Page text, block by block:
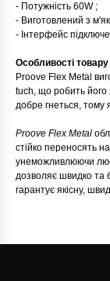
- Потужність 60W ;
- Виготовлений з
- Інтерфейс
Особливості товару
Proove Flex Metal
tuch, що робить його
добре гнеться, тому
Proove Flex Metal
стійко переносять
унеможливлюючи
дозволяє швидко та
гарантує якісну,